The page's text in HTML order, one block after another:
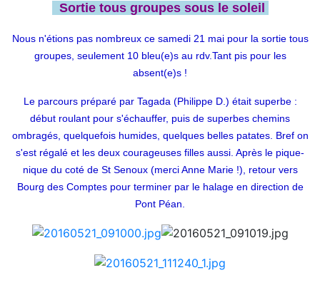
Sortie tous groupes sous le soleil
Nous n'étions pas nombreux ce samedi 21 mai pour la sortie tous
groupes, seulement 10 bleu(e)s au rdv.Tant pis pour les
absent(e)s !
Le parcours préparé par Tagada (Philippe D.) était superbe :
début roulant pour s'échauffer, puis de superbes chemins
ombragés, quelquefois humides, quelques belles patates. Bref on
s'est régalé et les deux courageuses filles aussi. Après le pique-
nique du coté de St Senoux (merci Anne Marie !), retour vers
Bourg des Comptes pour terminer par le halage en direction de
Pont Péan.